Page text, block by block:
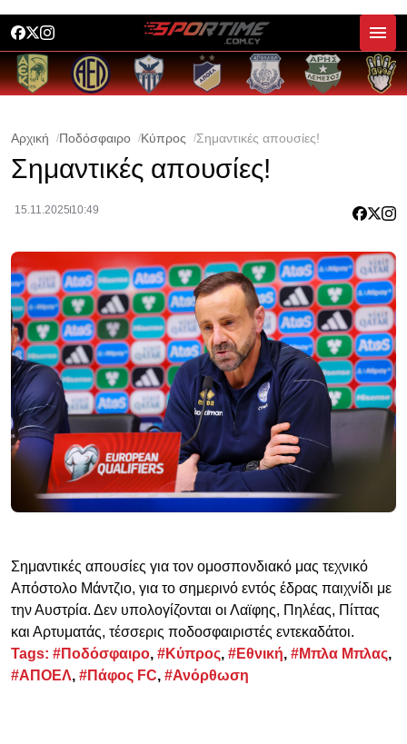
Αρχική Ποδόσφαιρο Κύπρος Σημαντικές απουσίες!
Σημαντικές απουσίες!
15.11.2025 10:49
Σημαντικές απουσίες για τον ομοσπονδιακό μας τεχνικό
Απόστολο Μάντζιο, για το σημερινό εντός έδρας παιχνίδι με
την Αυστρία. Δεν υπολογίζονται οι Λαϊφης, Πηλέας, Πίττας
και Αρτυματάς, τέσσερις ποδοσφαιριστές εντεκαδάτοι.
Tags: #Ποδόσφαιρο, #Κύπρος, #Εθνική, #Μπλα Μπλας,
#ΑΠΟΕΛ, #Πάφος FC, #Ανόρθωση